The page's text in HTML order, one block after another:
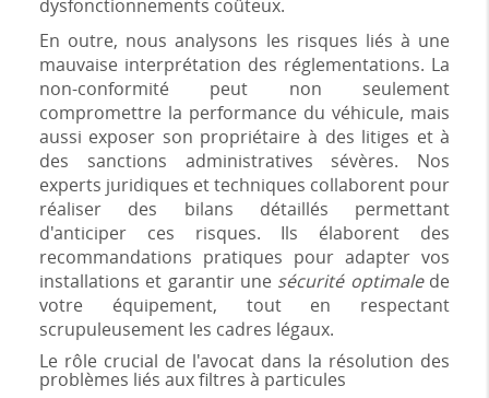
dysfonctionnements coûteux.
En outre, nous analysons les risques liés à une
mauvaise interprétation des réglementations. La
non-conformité peut non seulement
compromettre la performance du véhicule, mais
aussi exposer son propriétaire à des litiges et à
des sanctions administratives sévères. Nos
experts juridiques et techniques collaborent pour
réaliser des bilans détaillés permettant
d'anticiper ces risques. Ils élaborent des
recommandations pratiques pour adapter vos
installations et garantir une sécurité optimalede
votre équipement, tout en respectant
scrupuleusement les cadres légaux.
Le rôle crucial de l'avocat dans la résolution des
problèmes liés aux filtres à particules